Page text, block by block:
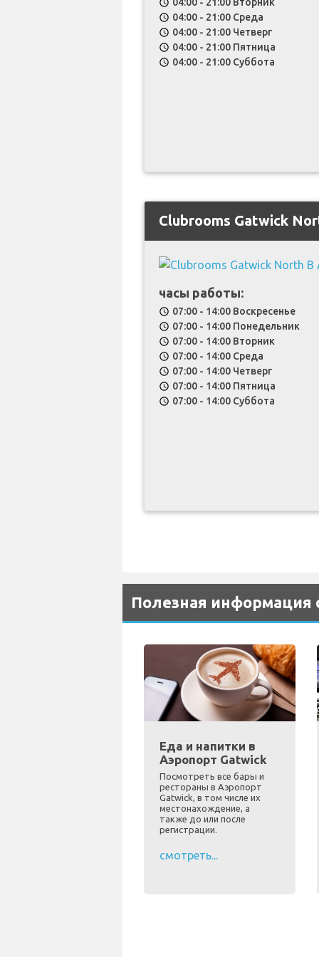
schedule
schedule 04:00 - 21:00 Среда
schedule 04:00 - 21:00 Четверг
schedule 04:00 - 21:00 Пятница
schedule 04:00 - 21:00 Суббота
Clubrooms Gatwick
часы работы:
schedule 07:00 - 14:00 Воскресенье
schedule 07:00 - 14:00 Понедельник
schedule 07:00 - 14:00 Вторник
schedule 07:00 - 14:00 Среда
schedule 07:00 - 14:00 Четверг
schedule 07:00 - 14:00 Пятница
schedule 07:00 - 14:00 Суббота
Полезная информация
Еда и напитки в
Аэропорт Gatwick
Посмотреть все бары и
рестораны в Аэропорт
Gatwick, в том числе их
местонахождение, а
также до или после
регистрации.
смотреть...